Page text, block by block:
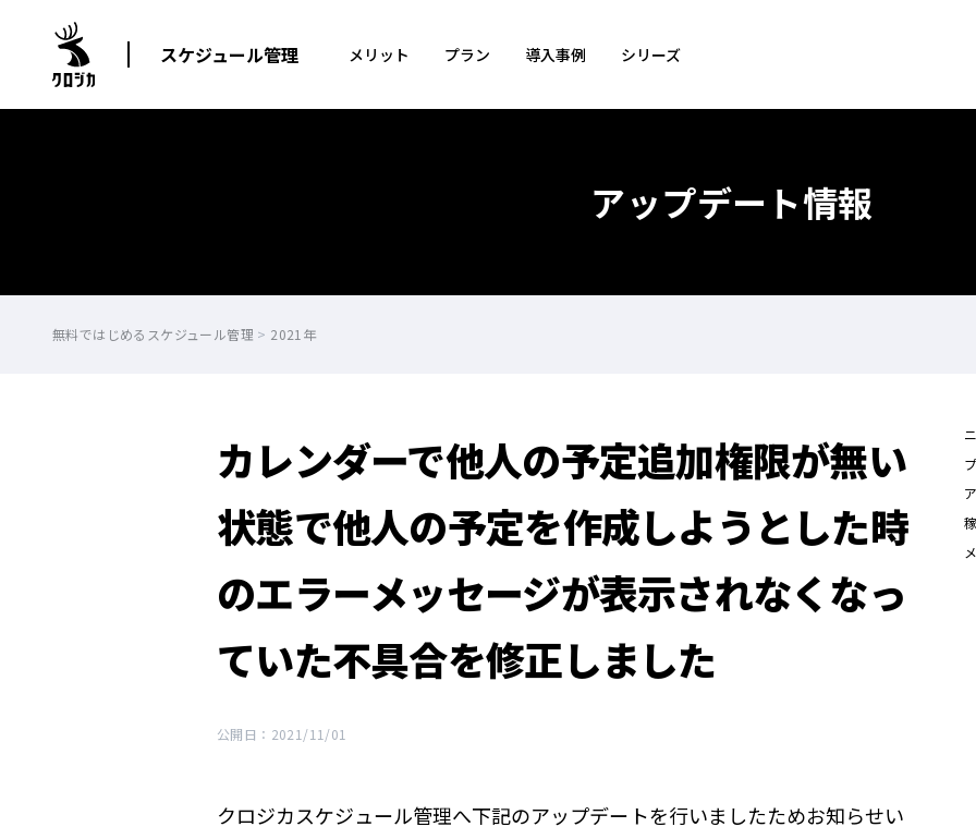
スケジュール管理 メリット プラン 導入事例 シリーズ
アップデート情報
無料ではじめるスケジュール管理 > 2021年
カレンダーで他人の予定追加権限が無い
状態で他人の予定を作成しようとした時
のエラーメッセージが表示されなくなっ
ていた不具合を修正しました
公開日：2021/11/01
クロジカスケジュール管理へ下記のアップデートを行いましたためお知らせい